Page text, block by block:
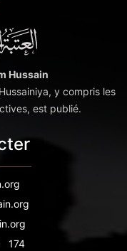
Hussain
y compris les
est publié.
174